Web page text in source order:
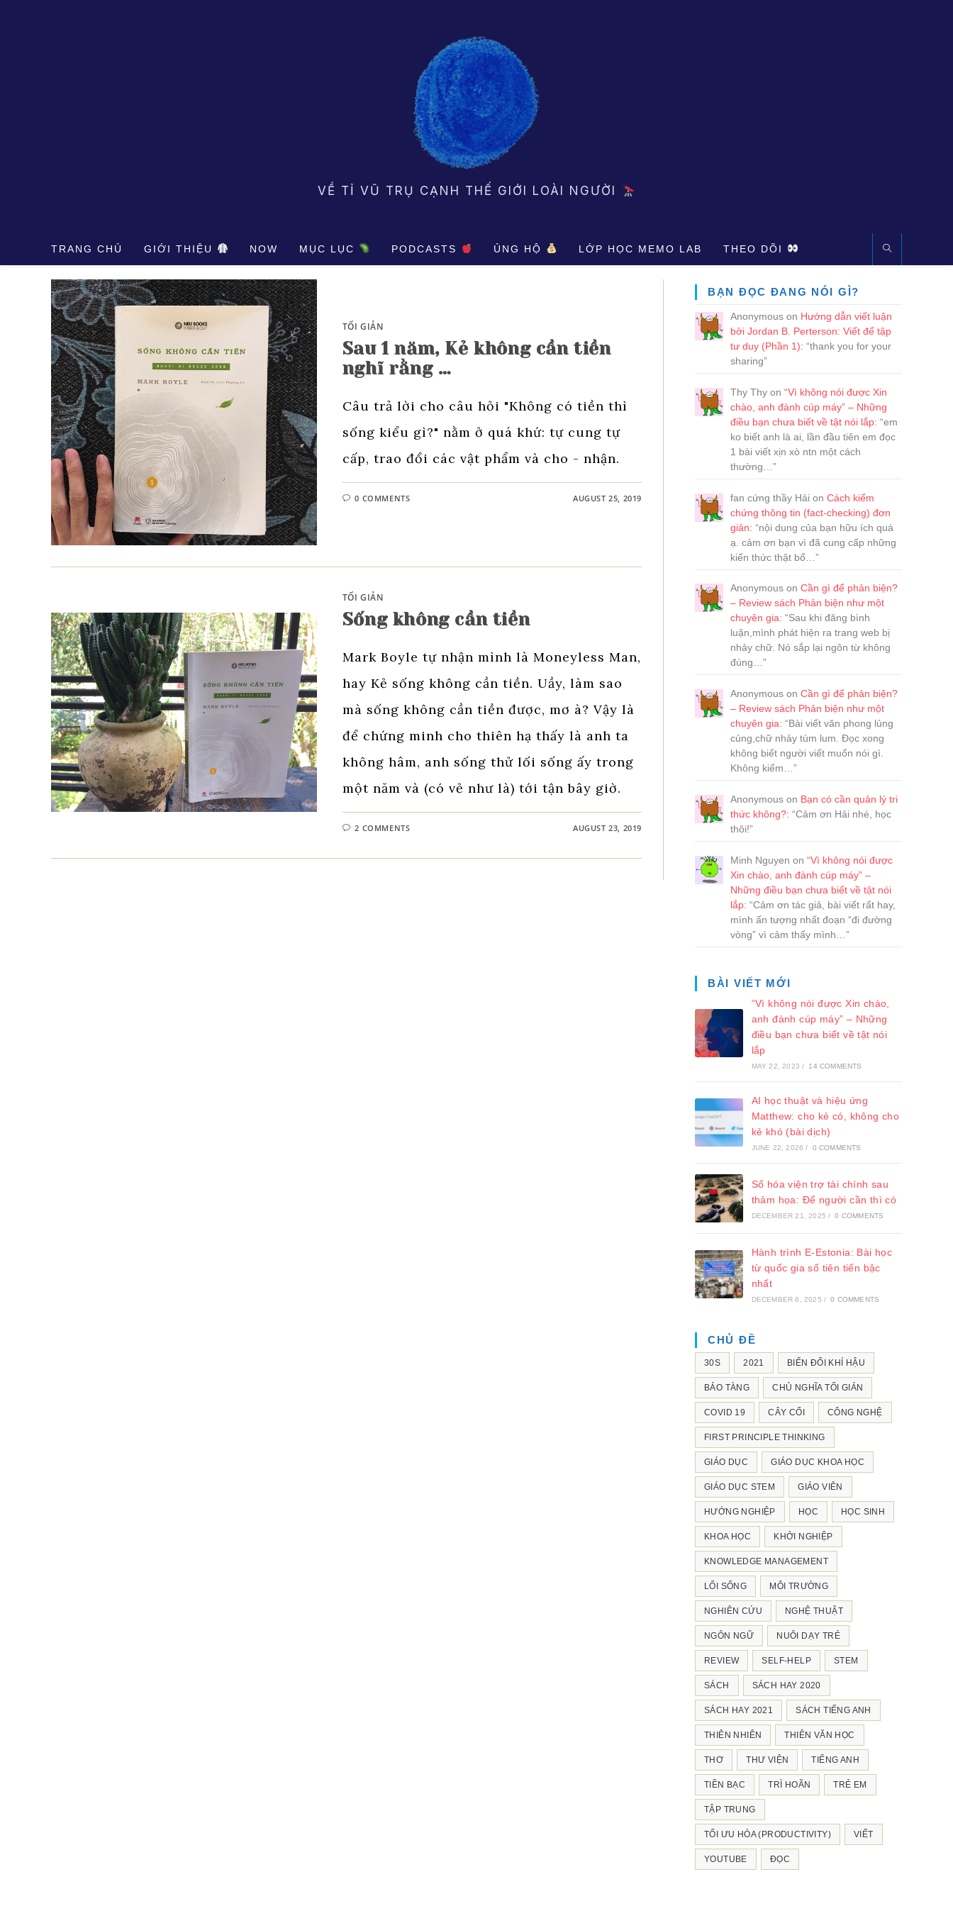
VỀ TỈ VŨ TRỤ CẠNH THẾ GIỚI LOÀI NGƯỜI
TRANG CHỦ GIỚI THIỆU NOW MỤC LỤC PODCASTS ỦNG HỘ LỚP HỌC MEMO LAB THEO DÕI
TỐI GIẢN
Sau 1 năm, Kẻ không cần tiền
nghĩ rằng …
Câu trả lời cho câu hỏi "Không có tiền thì
sống kiểu gì?" nằm ở quá khứ: tự cung tự
cấp, trao đổi các vật phẩm và cho - nhận.
0 COMMENTS AUGUST 25, 2019
TỐI GIẢN
Sống không cần tiền
Mark Boyle tự nhận mình là Moneyless Man,
hay Kẻ sống không cần tiền. Uầy, làm sao
mà sống không cần tiền được, mơ à? Vậy là
để chứng minh cho thiên hạ thấy là anh ta
không hâm, anh sống thử lối sống ấy trong
một năm và (có vẻ như là) tới tận bây giờ.
2 COMMENTS AUGUST 23, 2019
BẠN ĐỌC ĐANG NÓI GÌ?
Anonymous on Hướng dẫn viết luận
bởi Jordan B. Perterson: Viết để tập
tư duy (Phần 1): “thank you for your
sharing”
Thy Thy on “Vì không nói được Xin
chào, anh đành cúp máy” – Những
điều bạn chưa biết về tật nói lắp: “em
ko biết anh là ai, lần đầu tiên em đọc
1 bài viết xịn xò ntn một cách
thường… ”
fan cứng thầy Hải on Cách kiểm
chứng thông tin (fact-checking) đơn
giản: “nội dung của bạn hữu ích quá
ạ. cảm ơn bạn vì đã cung cấp những
kiến thức thật bổ… ”
Anonymous on Cần gì để phản biện?
– Review sách Phản biện như một
chuyên gia: “Sau khi đăng bình
luận,mình phát hiện ra trang web bị
nhảy chữ. Nó sắp lại ngôn từ không
đúng…”
Anonymous on Cần gì để phản biện?
– Review sách Phản biện như một
chuyên gia: “Bài viết văn phong lủng
củng,chữ nhảy tùm lum. Đọc xong
không biết người viết muốn nói gì.
Không kiểm… ”
Anonymous on Bạn có cần quản lý tri
thức không?: “Cảm ơn Hải nhé, học
thôi!”
Minh Nguyen on “Vì không nói được
Xin chào, anh đành cúp máy” –
Những điều bạn chưa biết về tật nói
lắp: “Cảm ơn tác giả, bài viết rất hay,
mình ấn tượng nhất đoạn “đi đường
vòng” vì cảm thấy mình… ”
BÀI VIẾT MỚI
“Vì không nói được Xin chào,
anh đành cúp máy” – Những
điều bạn chưa biết về tật nói
lắp
MAY 22, 2023 / 14 COMMENTS
AI học thuật và hiệu ứng
Matthew: cho kẻ có, không cho
kẻ khó (bài dịch)
JUNE 22, 2026 / 0 COMMENTS
Số hóa viện trợ tài chính sau
thảm họa: Để người cần thì có
DECEMBER 21, 2025 / 0 COMMENTS
Hành trình E-Estonia: Bài học
từ quốc gia số tiên tiến bậc
nhất
DECEMBER 6, 2025 / 0 COMMENTS
CHỦ ĐỀ
30S 2021 BIẾN ĐỔI KHÍ HẬU
BẢO TÀNG CHỦ NGHĨA TỐI GIẢN
COVID 19 CÂY CỐI CÔNG NGHỆ
FIRST PRINCIPLE THINKING
GIÁO DỤC GIÁO DỤC KHOA HỌC
GIÁO DỤC STEM GIÁO VIÊN
HƯỚNG NGHIỆP HỌC HỌC SINH
KHOA HỌC KHỞI NGHIỆP
KNOWLEDGE MANAGEMENT
LỐI SỐNG MÔI TRƯỜNG
NGHIÊN CỨU NGHỆ THUẬT
NGÔN NGỮ NUÔI DẠY TRẺ
REVIEW SELF-HELP STEM
SÁCH SÁCH HAY 2020
SÁCH HAY 2021 SÁCH TIẾNG ANH
THIÊN NHIÊN THIÊN VĂN HỌC
THƠ THƯ VIỆN TIẾNG ANH
TIỀN BẠC TRÌ HOÃN TRẺ EM
TẬP TRUNG
TỐI ƯU HÓA (PRODUCTIVITY) VIẾT
YOUTUBE ĐỌC